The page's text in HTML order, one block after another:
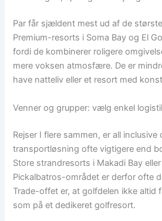
Par får sjældent mest ud af de
Premium-resorts i Soma Bay og El
fordi de kombinerer roligere
mere voksen atmosfære. De er
have natteliv eller et resort med
Venner og grupper: vælg enkel
Rejser I flere sammen, er all inclusive
transportløsning ofte vigtigere end
Store strandresorts i Makadi Bay
Pickalbatros-området er derfor ofte
Trade-offet er, at golfdelen ikke altid
som på et dedikeret golfresort.